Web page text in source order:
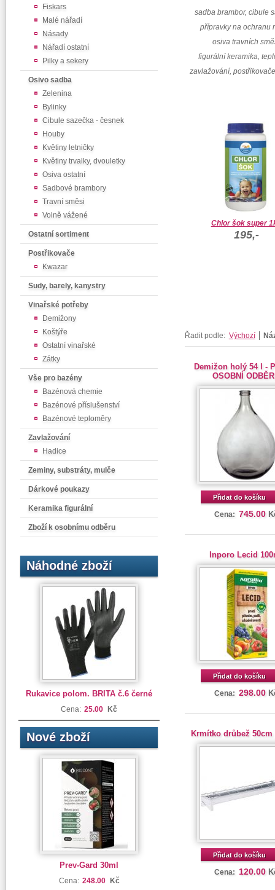
Fiskars
Malé nářadí
Násady
Nářadí ostatní
Pilky a sekery
Osivo sadba
Zelenina
Bylinky
Cibule sazečka - česnek
Houby
Květiny letničky
Květiny trvalky, dvouletky
Osiva ostatní
Sadbové brambory
Travní směsi
Volně vážené
Ostatní sortiment
Postřikovače
Kwazar
Sudy, barely, kanystry
Vinařské potřeby
Demižony
Koštýře
Ostatní vinařské
Zátky
Vše pro bazény
Bazénová chemie
Bazénové příslušenství
Bazénové teploměry
Zavlažování
Hadice
Zeminy, substráty, mulče
Dárkové poukazy
Keramika figurální
Zboží k osobnímu odběru
Náhodné zboží
Rukavice polom. BRITA č.6 černé
Cena: 25.00 Kč
Nové zboží
Prev-Gard 30ml
Cena: 248.00 Kč
sadba brambor, cibule
přípravky na ochranu
osiva travních
figurální keramika,
zavlažování,
Chlor šok super
195,-
Řadit podle: Výchozí
Demižon holý 54 l -
OSOBNÍ
Přidat do košíku
Cena: 745.00
Inporo Lecid
Přidat do košíku
Cena: 298.00
Krmítko drůbež
Přidat do košíku
Cena: 120.00